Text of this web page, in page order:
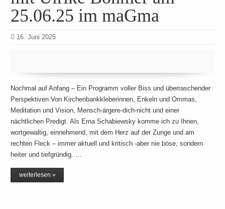
25.06.25 im maGma
16. Juni 2025
Nochmal auf Anfang – Ein Programm voller Biss und überraschender
Perspektiven Von Kirchenbankkleberinnen, Enkeln und Ommas,
Meditation und Vision, Mensch-ärgere-dich-nicht und einer
nächtlichen Predigt. Als Erna Schabiewsky komme ich zu Ihnen,
wortgewaltig, einnehmend, mit dem Herz auf der Zunge und am
rechten Fleck – immer aktuell und kritisch -aber nie böse, sondern
heiter und tiefgründig. …
weiterlesen »